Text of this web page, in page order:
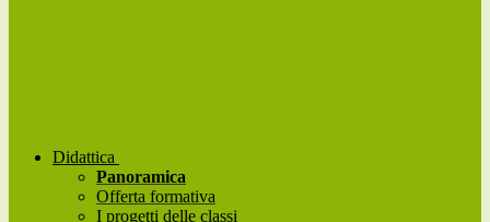
Didattica
Panoramica
Offerta formativa
I progetti delle classi